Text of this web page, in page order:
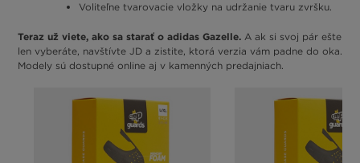
Voliteľne tvarovacie vložky na udržanie tvaru zvršku.
Teraz už viete, ako sa starať o adidas Gazelle. A ak si svoj pár ešte
len vyberáte, navštívte JD a zistite, ktorá verzia vám padne do oka.
Modely sú dostupné online aj v kamenných predajniach.